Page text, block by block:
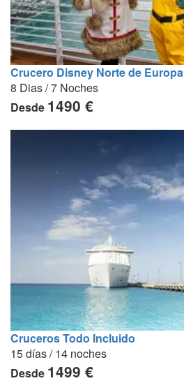
Crucero Disney Norte de Europa
8 Dias / 7 Noches
Desde 1490 €
Cruceros Todo Incluido
15 días / 14 noches
Desde 1499 €